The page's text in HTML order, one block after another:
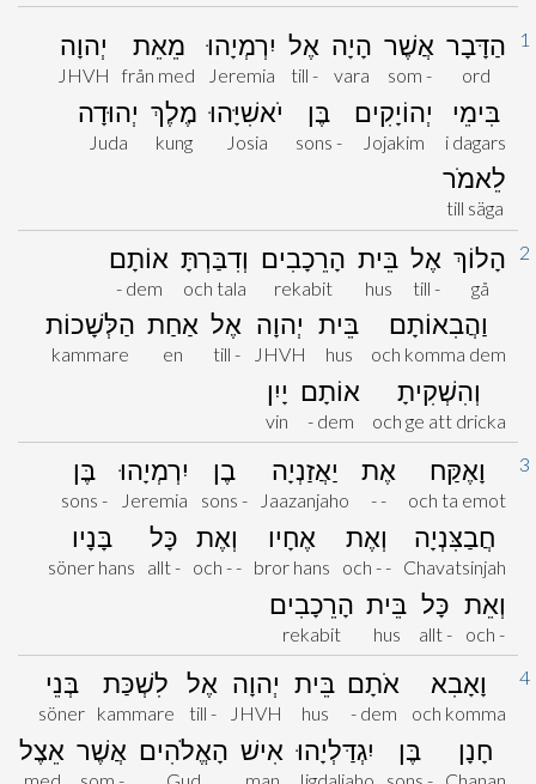
1 הַדָּבָר
ord
אֲשֶׁר
som -
הָיָה
vara
אֶל
till -
יִרְמְיָהוּ
Jeremia
מֵאֵת
från med
יְהוָה
JHVH
בִּימֵי
i dagars
יְהוֹיָקִים
Jojakim
בֶּן
sons -
יֹאשִׁיָּהוּ
Josia
מֶלֶךְ
kung
יְהוּדָה
Juda
לֵאמֹר
till säga
2
הָלוֹךְ
gå
אֶל
till -
בֵּית
hus
הָרֵכָבִים
rekabit
וְדִבַּרְתָּ
och tala
אוֹתָם
- dem
וַהֲבִאוֹתָם
och komma dem
בֵּית
hus
יְהוָה
JHVH
אֶל
till -
אַחַת
en
הַלְּשָׁכוֹת
kammare
וְהִשְׁקִיתָ
och ge att dricka
אוֹתָם
- dem
יָיִן
vin
3
וָאֶקַּח
och ta emot
אֶת
- -
יַאֲזַנְיָה
Jaazanjaho
בֶן
sons -
יִרְמְיָהוּ
Jeremia
בֶּן
sons -
חֲבַצִּנְיָה
Chavatsinjah
וְאֶת
och - -
אֶחָיו
bror hans
וְאֶת
och - -
כָּל
allt -
בָּנָיו
söner hans
וְאֵת
och -
כָּל
allt -
בֵּית
hus
הָרֵכָבִים
rekabit
4
וָאָבִא
och komma
אֹתָם
- dem
בֵּית
hus
יְהוָה
JHVH
אֶל
till -
לִשְׁכַּת
kammare
בְּנֵי
söner
חָנָן בֶּן יִגְדַּלְיָהוּ אִישׁ הָאֱלֹהִים אֲשֶׁר אֵצֶל